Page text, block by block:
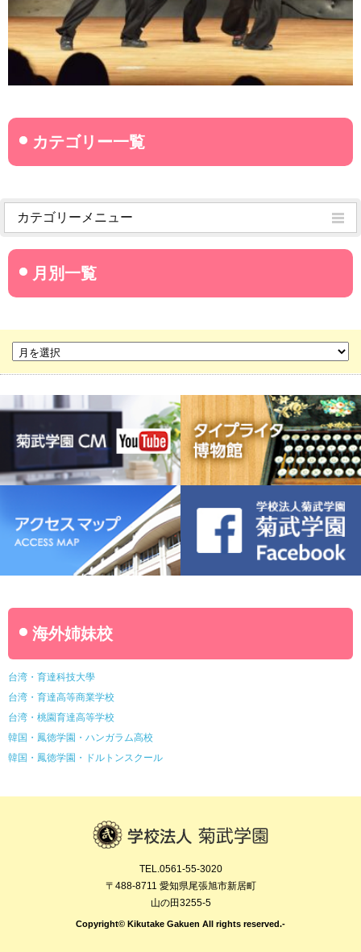
カテゴリーメニュー
菊武学園からのお知らせ
名古屋産業大学
菊華高等学校
菊武ビジネス専門学校
名古屋ウェディング＆フラワー・ビューティ学院
菊武幼稚園
稲葉保育園
海外姉妹校
台湾・育達科技大學
台湾・育達高等商業学校
台湾・桃園育達高等学校
韓国・鳳徳学園・ハンガラム高校
韓国・鳳徳学園・ドルトンスクール
TEL.0561-55-3020
〒488-8711 愛知県尾張旭市新居町
山の田3255-5
Copyright© Kikutake Gakuen All rights reserved.-